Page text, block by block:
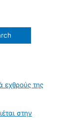
εχθρούς της
στην